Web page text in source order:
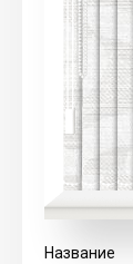
Название